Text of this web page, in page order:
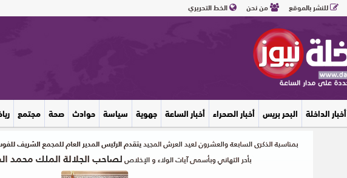
للنشر بالموقع من نحن الخط التحريري
أخبار الداخلة البحر بريس أخبار الصحراء أخبار الساعة جهوية سياسة حوادث صحة مجتمع